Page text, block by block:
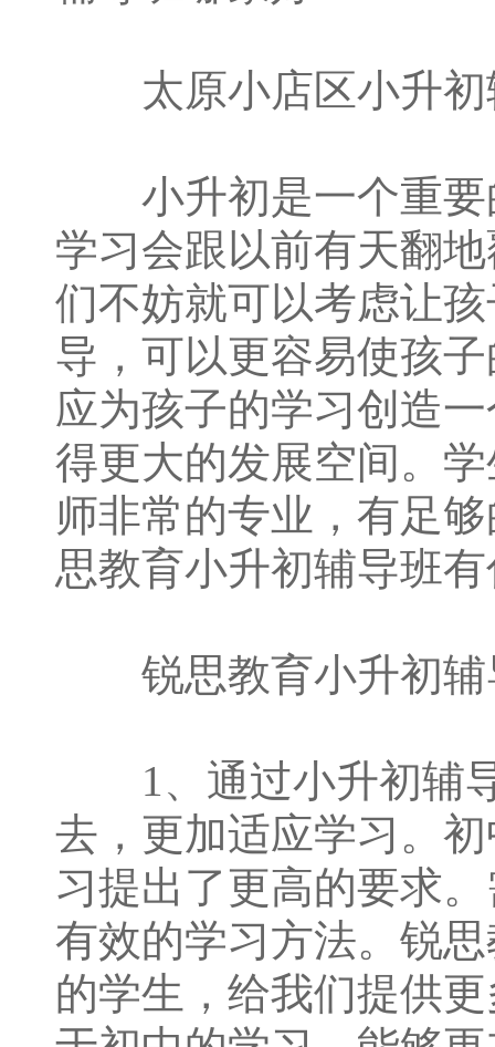
太原小店区小升初
小升初是一个重要
学习会跟以前有天翻
们不妨就可以考虑让
导，可以更容易使孩
应为孩子的学习创造
得更大的发展空间。
师非常的专业，有足
思教育小升初辅导班
锐思教育小升初辅
1、通过小升初辅导
去，更加适应学习。
习提出了更高的要求
有效的学习方法。锐
的学生，给我们提供